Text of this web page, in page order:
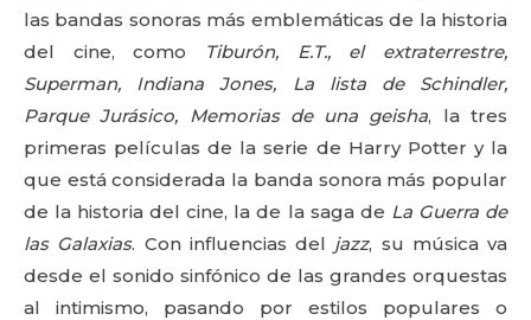
las bandas sonoras más emblemáticas de la historia
del cine, como
Tiburón, E.T., el extraterrestre,
Superman, Indiana Jones, La lista de Schindler,
Parque Jurásico, Memorias de una geisha, la tres
primeras películas de la serie de Harry Potter y la
que está considerada la banda sonora más popular
de la historia del cine, la de la saga de La Guerra de
las Galaxias. Con influencias del jazz, su música va
desde el sonido sinfónico de las grandes orquestas
al intimismo, pasando por estilos populares o